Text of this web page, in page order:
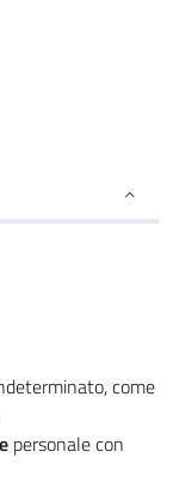
come
personale con